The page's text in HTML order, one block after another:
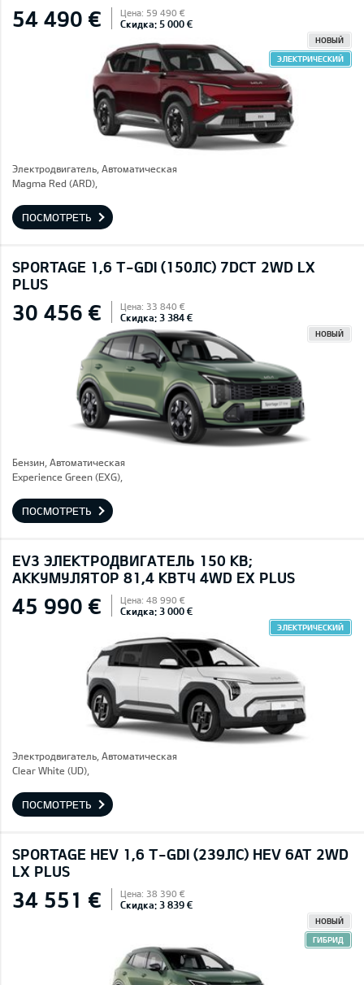
54 490 € Цена: 59 490 €
Скидка: 5 000 €
НОВЫЙ
ЭЛЕКТРИЧЕСКИЙ
Электродвигатель, Автоматическая
Magma Red (ARD),
ПОСМОТРЕТЬ
SPORTAGE 1,6 T-GDI (150ЛС) 7DCT 2WD LX
PLUS
30 456 € Цена: 33 840 €
Скидка: 3 384 €
НОВЫЙ
Бензин, Автоматическая
Experience Green (EXG),
ПОСМОТРЕТЬ
EV3 ЭЛЕКТРОДВИГАТЕЛЬ 150 КВ;
AККУМУЛЯТОР 81,4 КВТЧ 4WD EX PLUS
45 990 € Цена: 48 990 €
Скидка: 3 000 €
ЭЛЕКТРИЧЕСКИЙ
Электродвигатель, Автоматическая
Clear White (UD),
ПОСМОТРЕТЬ
SPORTAGE HEV 1,6 T-GDI (239ЛС) HEV 6AT 2WD
LX PLUS
34 551 € Цена: 38 390 €
Скидка: 3 839 €
НОВЫЙ
ГИБРИД